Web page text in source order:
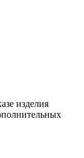
изделия